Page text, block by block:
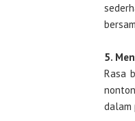
5.
Rasa
dalam